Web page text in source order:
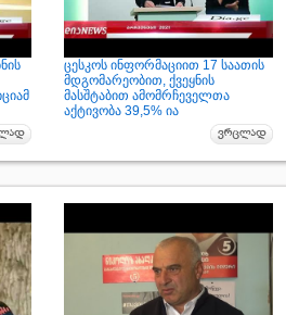
ცესკოს ინფორმაციით 17 საათის
მდგომარეობით, ქვეყნის
მასშტაბით ამომრჩეველთა
აქტივობა 39,5% ია